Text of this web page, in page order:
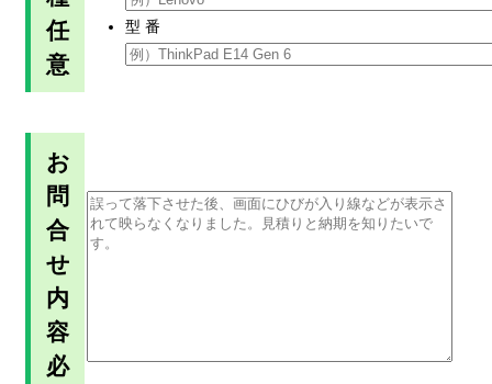
任
意
型 番
お
問
合
せ
内
容
必